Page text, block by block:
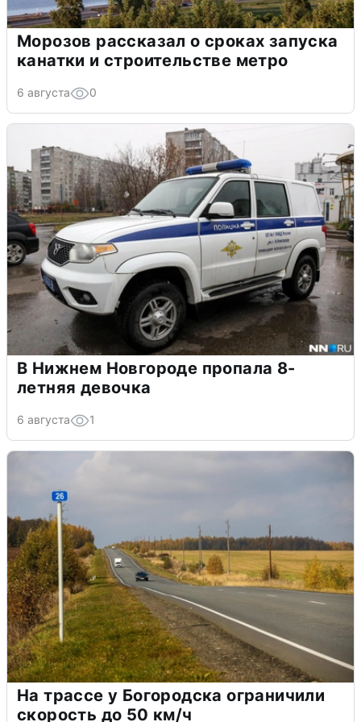
Морозов рассказал о сроках запуска
канатки и строительстве метро
6 августа 0
В Нижнем Новгороде пропала 8-
летняя девочка
6 августа 1
На трассе у Богородска ограничили
скорость до 50 км/ч